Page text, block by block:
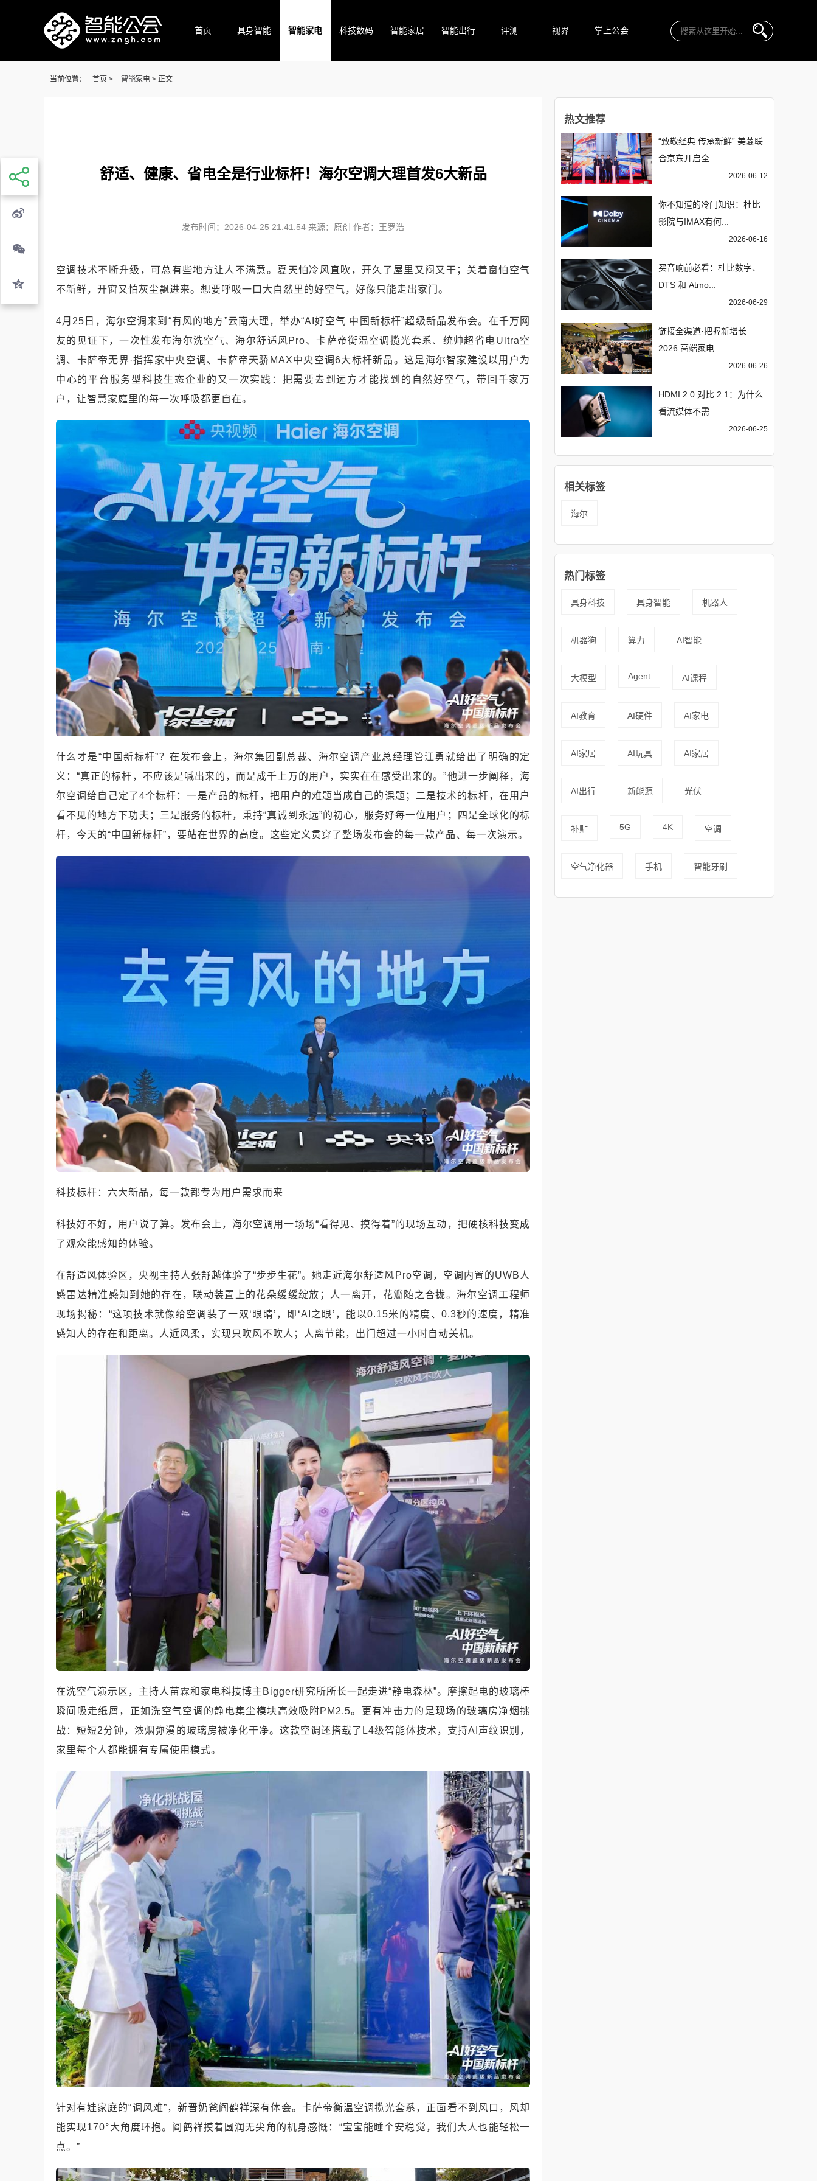
首页 具身智能 智能家电 科技数码 智能家居 智能出行 评测 视界 掌上公会
当前位置： 首页 > 智能家电 > 正文
舒适、健康、省电全是行业标杆！海尔空调大理首发6大新品
发布时间：2026-04-25 21:41:54 来源：原创 作者：王罗浩
空调技术不断升级，可总有些地方让人不满意。夏天怕冷风直吹，开久了屋里又闷又干；关着窗怕空气
不新鲜，开窗又怕灰尘飘进来。想要呼吸一口大自然里的好空气，好像只能走出家门。
4月25日，海尔空调来到“有风的地方”云南大理，举办“AI好空气 中国新标杆”超级新品发布会。在千万网
友的见证下，一次性发布海尔洗空气、海尔舒适风Pro、卡萨帝衡温空调揽光套系、统帅超省电Ultra空
调、卡萨帝无界·指挥家中央空调、卡萨帝天骄MAX中央空调6大标杆新品。这是海尔智家建设以用户为
中心的平台服务型科技生态企业的又一次实践：把需要去到远方才能找到的自然好空气，带回千家万
户，让智慧家庭里的每一次呼吸都更自在。
什么才是“中国新标杆”？在发布会上，海尔集团副总裁、海尔空调产业总经理管江勇就给出了明确的定
义：“真正的标杆，不应该是喊出来的，而是成千上万的用户，实实在在感受出来的。”他进一步阐释，海
尔空调给自己定了4个标杆：一是产品的标杆，把用户的难题当成自己的课题；二是技术的标杆，在用户
看不见的地方下功夫；三是服务的标杆，秉持“真诚到永远”的初心，服务好每一位用户；四是全球化的标
杆，今天的“中国新标杆”，要站在世界的高度。这些定义贯穿了整场发布会的每一款产品、每一次演示。
科技标杆：六大新品，每一款都专为用户需求而来
科技好不好，用户说了算。发布会上，海尔空调用一场场“看得见、摸得着”的现场互动，把硬核科技变成
了观众能感知的体验。
在舒适风体验区，央视主持人张舒越体验了“步步生花”。她走近海尔舒适风Pro空调，空调内置的UWB人
感雷达精准感知到她的存在，联动装置上的花朵缓缓绽放；人一离开，花瓣随之合拢。海尔空调工程师
现场揭秘：“这项技术就像给空调装了一双‘眼睛’，即‘AI之眼’，能以0.15米的精度、0.3秒的速度，精准
感知人的存在和距离。人近风柔，实现只吹风不吹人；人离节能，出门超过一小时自动关机。
在洗空气演示区，主持人苗霖和家电科技博主Bigger研究所所长一起走进“静电森林”。摩擦起电的玻璃棒
瞬间吸走纸屑，正如洗空气空调的静电集尘模块高效吸附PM2.5。更有冲击力的是现场的玻璃房净烟挑
战：短短2分钟，浓烟弥漫的玻璃房被净化干净。这款空调还搭载了L4级智能体技术，支持AI声纹识别，
家里每个人都能拥有专属使用模式。
针对有娃家庭的“调风难”，新晋奶爸阎鹤祥深有体会。卡萨帝衡温空调揽光套系，正面看不到风口，风却
能实现170°大角度环抱。阎鹤祥摸着圆润无尖角的机身感慨：“宝宝能睡个安稳觉，我们大人也能轻松一
点。”
热文推荐
“致敬经典 传承新鲜” 美菱联
合京东开启全...
2026-06-12
你不知道的冷门知识：杜比
影院与IMAX有何...
2026-06-16
买音响前必看：杜比数字、
DTS 和 Atmo...
2026-06-29
链接全渠道·把握新增长 ——
2026 高端家电...
2026-06-26
HDMI 2.0 对比 2.1：为什么
看流媒体不需...
2026-06-25
相关标签
海尔
热门标签
具身科技 具身智能 机器人
机器狗 算力 AI智能
大模型 Agent AI课程
AI教育 AI硬件 AI家电
AI家居 AI玩具 AI家居
AI出行 新能源 光伏
补贴 5G 4K 空调
空气净化器 手机 智能牙刷